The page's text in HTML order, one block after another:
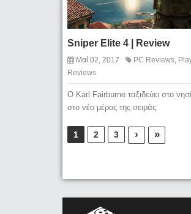
Sniper Elite 4 | Review
Μαΐ 02, 2017 PC Reviews
Reviews
Ο Karl Fairburne ταξιδεύει στο
στο νέο μέρος της σειράς
1 2 3 › »